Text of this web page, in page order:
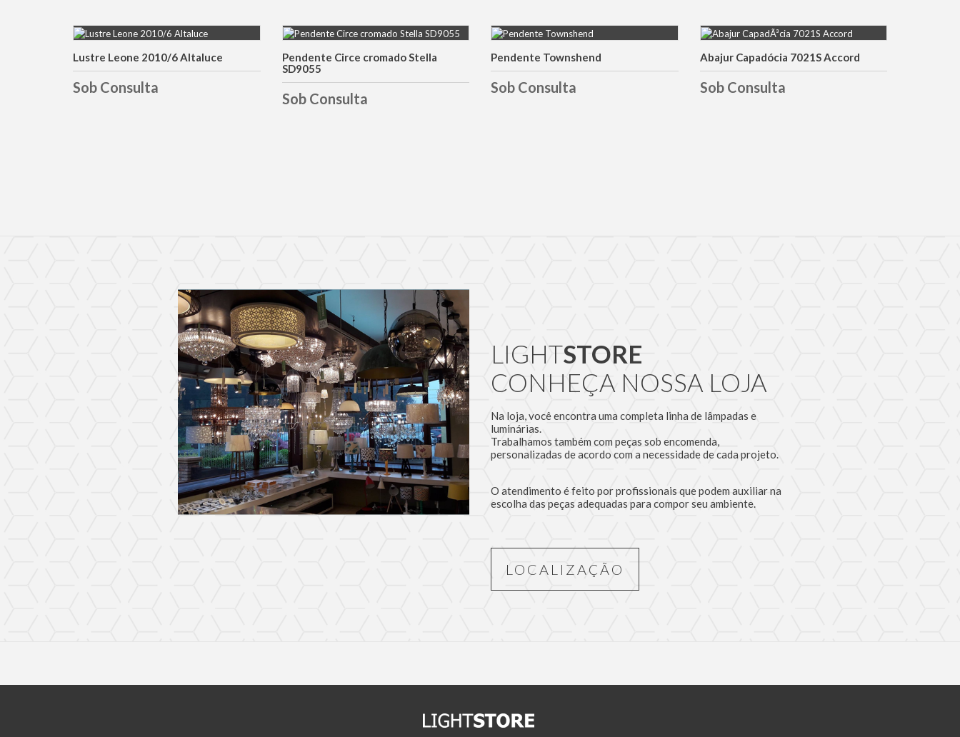
DETALHES
Lustre Leone 2010/6 Altaluce
Sob Consulta
DETALHES
Pendente Circe cromado Stella
SD9055
Sob Consulta
DETALHES
Pendente Townshend
Sob Consulta
DETALHES
Abajur Capadócia 7021S Accord
Sob Consulta
LIGHTSTORE
CONHEÇA NOSSA LOJA
Na loja, você encontra uma completa linha de lâmpadas e
luminárias.
Trabalhamos também com peças sob encomenda,
personalizadas de acordo com a necessidade de cada projeto.
O atendimento é feito por profissionais que podem auxiliar na
escolha das peças adequadas para compor seu ambiente.
LOCALIZAÇÃO